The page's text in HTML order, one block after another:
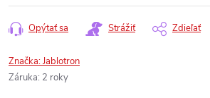
Opýtať sa Strážiť Zdieľať
Značka:Jablotron
Záruka: 2 roky